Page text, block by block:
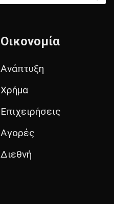
Οικονομία
Ανάπτυξη
Χρήμα
Επιχειρήσεις
Αγορές
Διεθνή